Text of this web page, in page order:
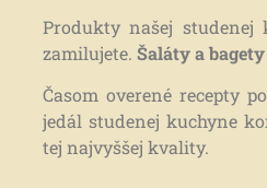
Produkty našej studenej
zamilujete. Šaláty a
Časom overené recepty
jedál studenej kuchyne
tej najvyššej kvality.